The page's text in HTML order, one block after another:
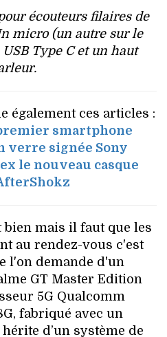
écouteurs filaires de
micro (un autre sur le
Type C et un haut
également ces articles :
smartphone
verre signée Sony
le nouveau casque
bien mais il faut que les
au rendez-vous c'est
l'on demande d'un
GT Master Edition
5G Qualcomm
fabriqué avec un
d’un système de